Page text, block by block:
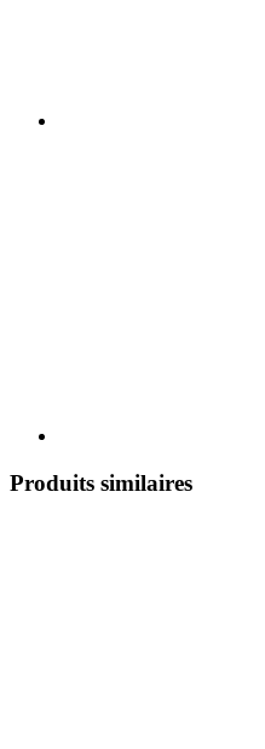
Produits similaires